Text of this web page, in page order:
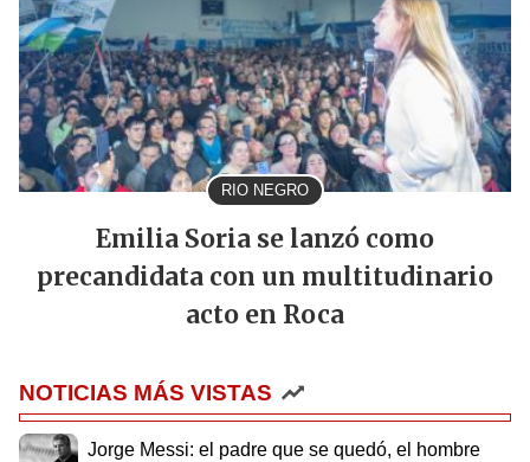
RIO NEGRO
Emilia Soria se lanzó como
precandidata con un multitudinario
acto en Roca
NOTICIAS MÁS VISTAS
Jorge Messi: el padre que se quedó, el hombre